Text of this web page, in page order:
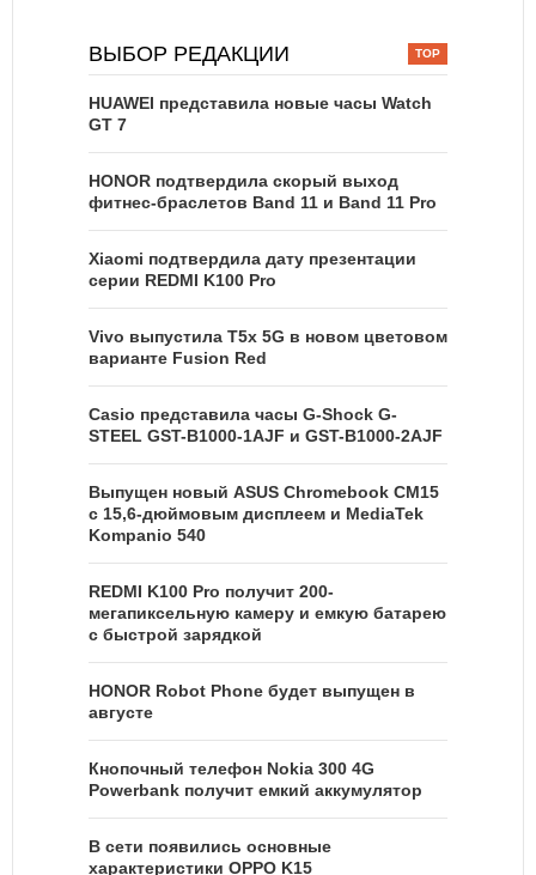
ВЫБОР РЕДАКЦИИ
HUAWEI представила новые часы Watch
GT 7
HONOR подтвердила скорый выход
фитнес-браслетов Band 11 и Band 11 Pro
Xiaomi подтвердила дату презентации
серии REDMI K100 Pro
Vivo выпустила T5x 5G в новом цветовом
варианте Fusion Red
Casio представила часы G-Shock G-
STEEL GST-B1000-1AJF и GST-B1000-2AJF
Выпущен новый ASUS Chromebook CM15
с 15,6-дюймовым дисплеем и MediaTek
Kompanio 540
REDMI K100 Pro получит 200-
мегапиксельную камеру и емкую батарею
с быстрой зарядкой
HONOR Robot Phone будет выпущен в
августе
Кнопочный телефон Nokia 300 4G
Powerbank получит емкий аккумулятор
В сети появились основные
характеристики OPPO K15